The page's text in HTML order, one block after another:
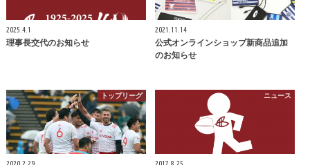
2025.4.1
理事長交代のお知らせ
2021.11.14
公式オンラインショップ新商品追加
のお知らせ
トップリーグ ニュース